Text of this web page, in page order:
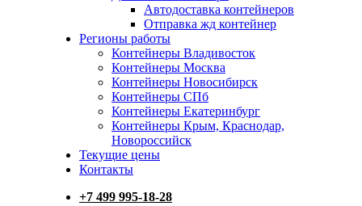
Автодоставка контейнеров
Отправка жд контейнер
Регионы работы
Контейнеры Владивосток
Контейнеры Москва
Контейнеры Новосибирск
Контейнеры СПб
Контейнеры Екатеринбург
Контейнеры Крым, Краснодар,
Новороссийск
Текущие цены
Контакты
+7 499 995-18-28